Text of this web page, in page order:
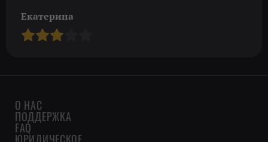
Екатерина
О НАС
ПОДДЕРЖКА
FAQ